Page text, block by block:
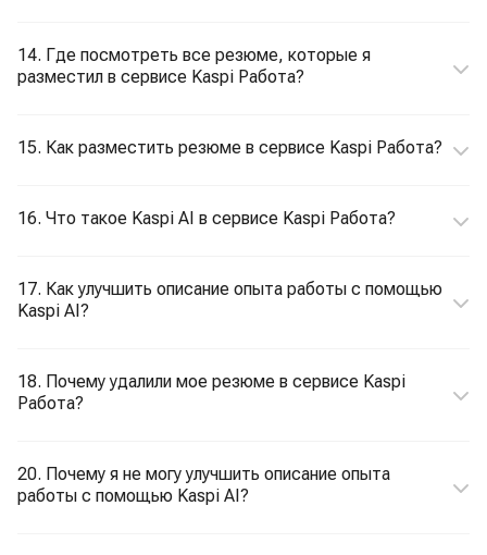
14. Где посмотреть все резюме, которые я
разместил в сервисе Kaspi Работа?
15. Как разместить резюме в сервисе Kaspi Работа?
16. Что такое Kaspi AI в сервисе Kaspi Работа?
17. Как улучшить описание опыта работы с помощью
Kaspi AI?
18. Почему удалили мое резюме в сервисе Kaspi
Работа?
20. Почему я не могу улучшить описание опыта
работы с помощью Kaspi AI?